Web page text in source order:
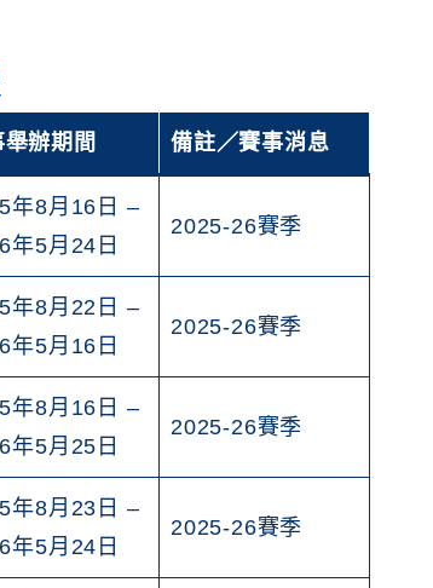
辦期間 備註／賽事消息
年8月16日 –
年5月24日
2025-26賽季
年8月22日 –
年5月16日
2025-26賽季
年8月16日 –
年5月25日
2025-26賽季
年8月23日 –
年5月24日
2025-26賽季